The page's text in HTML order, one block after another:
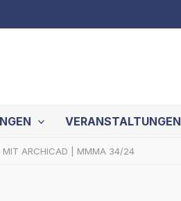
VERANSTALTUNGEN
MIT ARCHICAD | MMMA 34/24